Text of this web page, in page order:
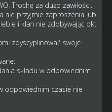
Trochę za dużo zawiłości.
nie przyjmie zaproszenia lub
i klan nie zdobywając pkt
zdyscyplinować swoje
składu w odpowiednim
odpowiednim czasie nie